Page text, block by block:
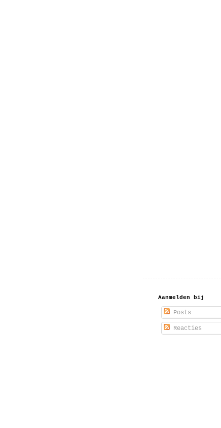
Aanmelden bij
Posts
Reacties